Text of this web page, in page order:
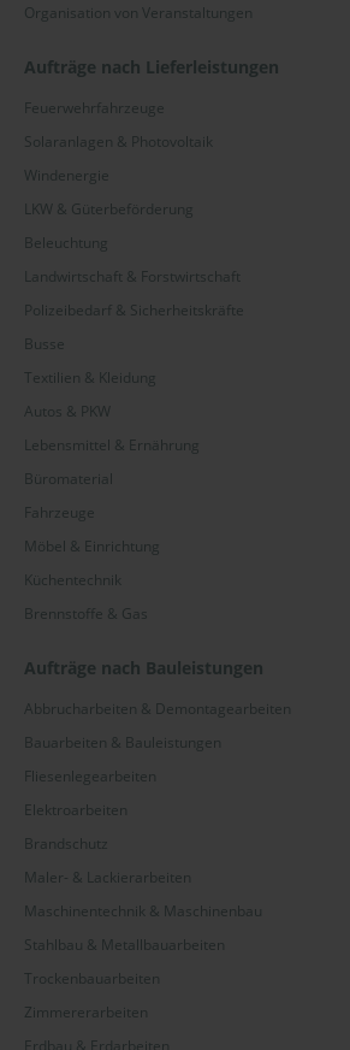
Organisation von Veranstaltungen
Aufträge nach Lieferleistungen
Feuerwehrfahrzeuge
Solaranlagen & Photovoltaik
Windenergie
LKW & Güterbeförderung
Beleuchtung
Landwirtschaft & Forstwirtschaft
Polizeibedarf & Sicherheitskräfte
Busse
Textilien & Kleidung
Autos & PKW
Lebensmittel & Ernährung
Büromaterial
Fahrzeuge
Möbel & Einrichtung
Küchentechnik
Brennstoffe & Gas
Aufträge nach Bauleistungen
Abbrucharbeiten & Demontagearbeiten
Bauarbeiten & Bauleistungen
Fliesenlegearbeiten
Elektroarbeiten
Brandschutz
Maler- & Lackierarbeiten
Maschinentechnik & Maschinenbau
Stahlbau & Metallbauarbeiten
Trockenbauarbeiten
Zimmererarbeiten
Erdbau & Erdarbeiten